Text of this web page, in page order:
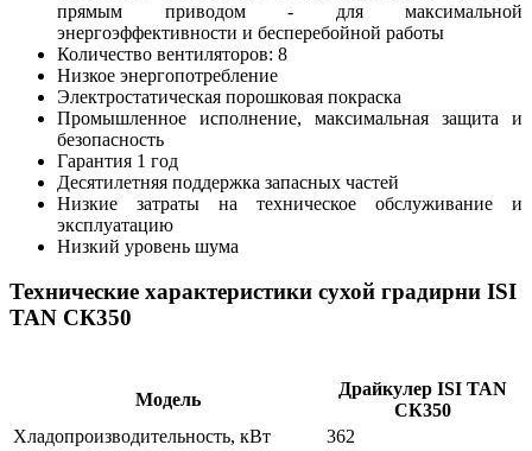
прямым приводом - для максимальной
энергоэффективности и бесперебойной работы
Количество вентиляторов: 8
Низкое энергопотребление
Электростатическая порошковая покраска
Промышленное исполнение, максимальная защита и
безопасность
Гарантия 1 год
Десятилетняя поддержка запасных частей
Низкие затраты на техническое обслуживание и
эксплуатацию
Низкий уровень шума
Технические характеристики сухой градирни ISI
TAN CК350
Модель
Драйкулер ISI TAN
CК350
Хладопроизводительность, кВт
362